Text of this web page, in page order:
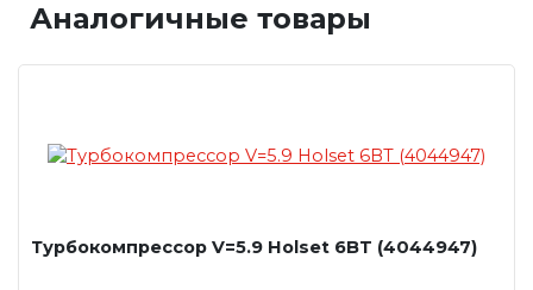
Аналогичные товары
Турбокомпрессор V=5.9 Holset 6BT (4044947)